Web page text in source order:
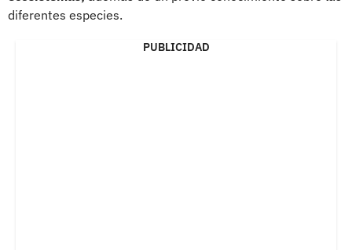
diferentes especies.
PUBLICIDAD